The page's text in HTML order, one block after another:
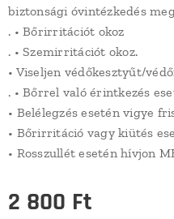
biztonsági óvintézkedés
. • Bőrirritációt okoz
. • Szemirritációt okoz.
• Viseljen védőkesztyűt/
. • Bőrrel való érintkezés
• Belélegzés esetén vigye
• Bőrirritáció vagy kiütés
• Rosszullét esetén hívjon
2 800 Ft